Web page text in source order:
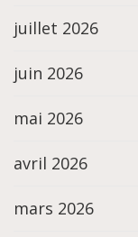
juillet 2026
juin 2026
mai 2026
avril 2026
mars 2026